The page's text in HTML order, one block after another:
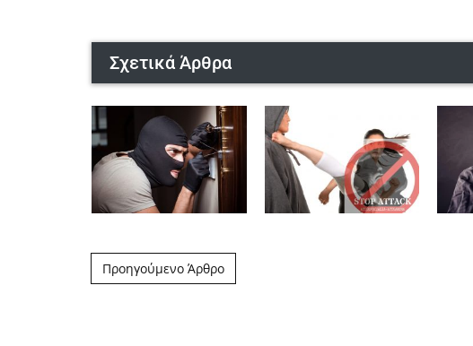
Σχετικά Άρθρα
Post navigation
Προηγούμενο Άρθρο